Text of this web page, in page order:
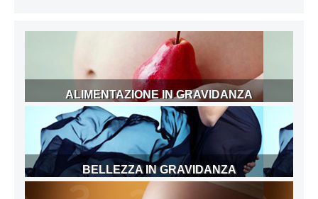
ALIMENTAZIONE IN GRAVIDANZA
BELLEZZA IN GRAVIDANZA